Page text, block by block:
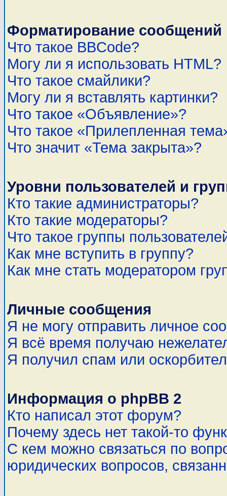
Форматирование
Что такое BBCode?
Могу ли я использовать HTML?
Что такое смайлики?
Могу ли я вставлять картинки?
Что такое «Объявление»?
Что такое «Прилепленная
Что значит «Тема закрыта»?
Уровни пользователей и
Кто такие администраторы?
Кто такие модераторы?
Что такое группы
Как мне вступить в группу?
Как мне стать модератором
Личные сообщения
Я не могу отправить личное
Я всё время получаю
Я получил спам или
Информация о phpBB 2
Кто написал этот форум?
Почему здесь нет такой-то
С кем можно связаться по
юридических вопросов,